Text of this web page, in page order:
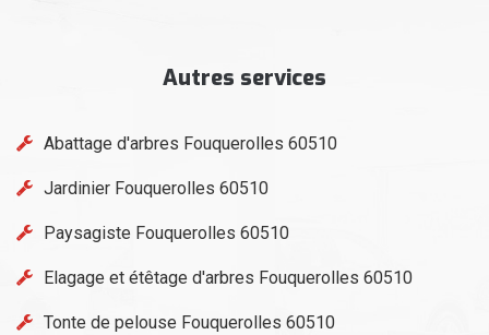
Autres services
Abattage d'arbres Fouquerolles 60510
Jardinier Fouquerolles 60510
Paysagiste Fouquerolles 60510
Elagage et étêtage d'arbres Fouquerolles 60510
Tonte de pelouse Fouquerolles 60510